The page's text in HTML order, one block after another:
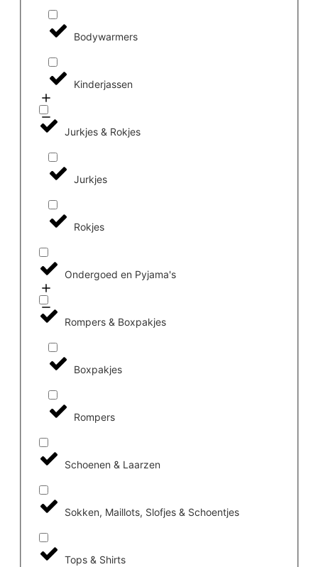
Bodywarmers
Kinderjassen
Jurkjes & Rokjes
Jurkjes
Rokjes
Ondergoed en Pyjama's
Rompers & Boxpakjes
Boxpakjes
Rompers
Schoenen & Laarzen
Sokken, Maillots, Slofjes & Schoentjes
Tops & Shirts